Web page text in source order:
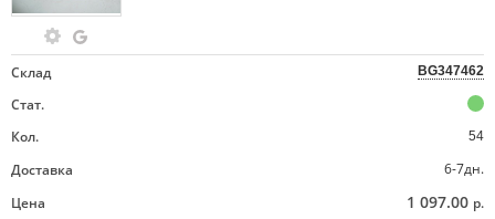
Склад BG347462
Стат.
Кол.
54
Доставка
6-7дн.
Цена
1 097.00 р.